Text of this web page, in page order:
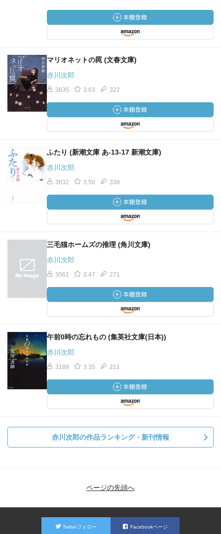
マリオネットの罠 (文春文庫)
赤川次郎
3635 3.63 322
ふたり (新潮文庫 あ-13-17 新潮文庫)
赤川次郎
3632 3.50 338
三毛猫ホームズの推理 (角川文庫)
赤川次郎
3561 3.47 271
午前0時の忘れもの (集英社文庫(日本))
赤川次郎
3189 3.35 211
赤川次郎の作品ランキング・新刊情報
ページの先頭へ
Twitterフォロー Facebookページ